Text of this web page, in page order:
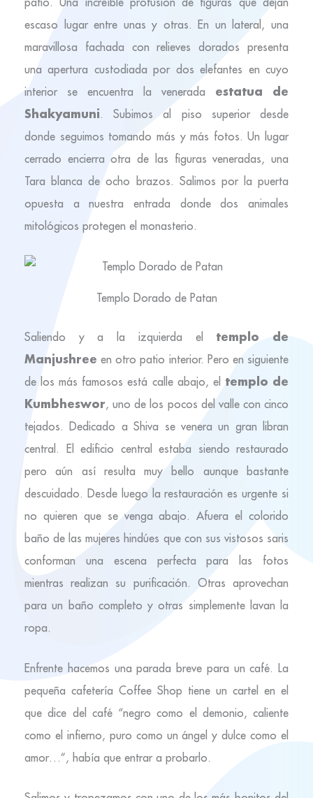
escaso lugar entre unas y otras. En un lateral, una
maravillosa fachada con relieves dorados presenta
una apertura custodiada por dos elefantes en cuyo
interior se encuentra la venerada estatua de
Shakyamuni. Subimos al piso superior desde
donde seguimos tomando más y más fotos. Un lugar
cerrado encierra otra de las figuras veneradas, una
Tara blanca de ocho brazos. Salimos por la puerta
opuesta a nuestra entrada donde dos animales
mitológicos protegen el monasterio.
Templo Dorado de Patan
Saliendo y a la izquierda el templo de
Manjushree en otro patio interior. Pero en siguiente
de los más famosos está calle abajo, el templo de
Kumbheswor, uno de los pocos del valle con cinco
tejados. Dedicado a Shiva se venera un gran libran
central. El edificio central estaba siendo restaurado
pero aún así resulta muy bello aunque bastante
descuidado. Desde luego la restauración es urgente si
no quieren que se venga abajo. Afuera el colorido
baño de las mujeres hindúes que con sus vistosos saris
conforman una escena perfecta para las fotos
mientras realizan su purificación. Otras aprovechan
para un baño completo y otras simplemente lavan la
ropa.
Enfrente hacemos una parada breve para un café. La
pequeña cafetería Coffee Shop tiene un cartel en el
que dice del café “negro como el demonio, caliente
como el infierno, puro como un ángel y dulce como el
amor…”, había que entrar a probarlo.